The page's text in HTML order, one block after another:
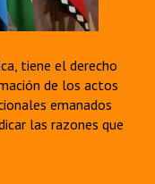
tiene el derecho
de los actos
emanados
las razones que